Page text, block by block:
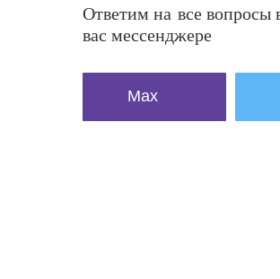
Ответим на все вопросы
вас мессенджере
Max